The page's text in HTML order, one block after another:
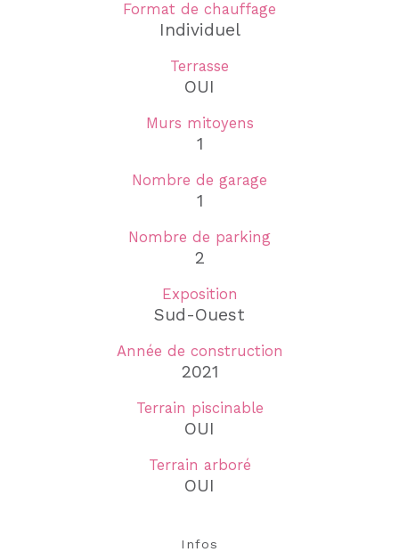
Format de chauffage
Individuel
Terrasse
OUI
Murs mitoyens
1
Nombre de garage
1
Nombre de parking
2
Exposition
Sud-Ouest
Année de construction
2021
Terrain piscinable
OUI
Terrain arboré
OUI
Infos